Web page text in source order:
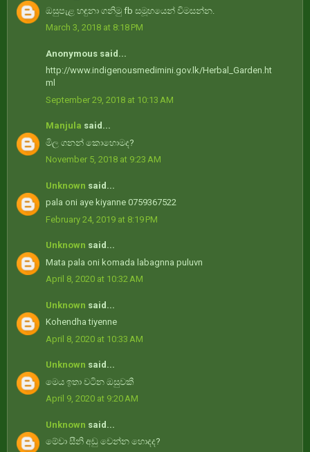
ඔසුපැළ හඳුනා ගනිමු fb සමූහයෙන් විමසන්න.
March 3, 2018 at 8:18 PM
Anonymous said...
http://www.indigenousmedimini.gov.lk/Herbal_Garden.ht
ml
September 29, 2018 at 10:13 AM
Manjula said...
මිල ගනන් කොහොමද?
November 5, 2018 at 9:23 AM
Unknown said...
pala oni aye kiyanne 0759367522
February 24, 2019 at 8:19 PM
Unknown said...
Mata pala oni komada labagnna puluvn
April 8, 2020 at 10:32 AM
Unknown said...
Kohendha tiyenne
April 8, 2020 at 10:33 AM
Unknown said...
මෙය ඉතා වටින ඔසුවකී
April 9, 2020 at 9:20 AM
Unknown said...
මේවා සීනි අඩු වෙන්න හොදද?